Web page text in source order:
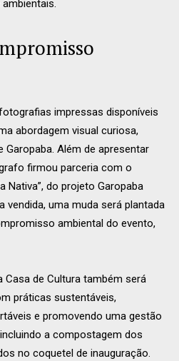
impressas disponíveis
abordagem visual curiosa,
Além de apresentar
firmou parceria com o
Nativa”, do projeto Garopaba
vendida, uma muda será plantada
ambiental do evento,
Casa de Cultura também será
práticas sustentáveis,
e promovendo uma gestão
a compostagem dos
no coquetel de inauguração.